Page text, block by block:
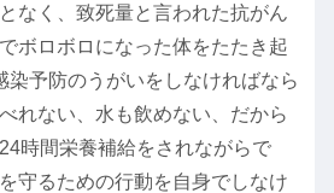
なく、致死量と言われた抗がん
ボロボロになった体をたたき起
染予防のうがいをしなければなら
れない、水も飲めない、だから
時間栄養補給をされながらで
守るための行動を自身でしなけ